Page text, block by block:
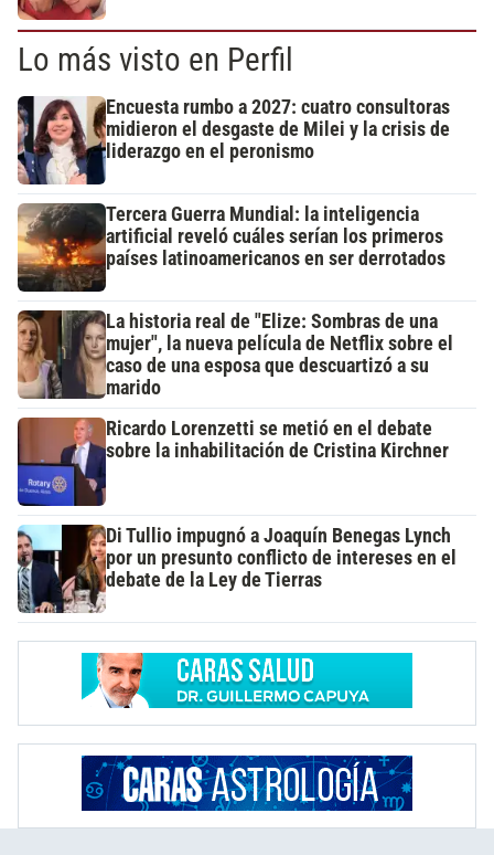
Lo más visto en Perfil
Encuesta rumbo a 2027: cuatro consultoras
midieron el desgaste de Milei y la crisis de
liderazgo en el peronismo
Tercera Guerra Mundial: la inteligencia
artificial reveló cuáles serían los primeros
países latinoamericanos en ser derrotados
La historia real de "Elize: Sombras de una
mujer", la nueva película de Netflix sobre el
caso de una esposa que descuartizó a su
marido
Ricardo Lorenzetti se metió en el debate
sobre la inhabilitación de Cristina Kirchner
Di Tullio impugnó a Joaquín Benegas Lynch
por un presunto conflicto de intereses en el
debate de la Ley de Tierras